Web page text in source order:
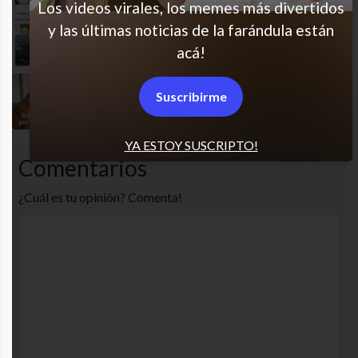
Dale nena, que estoy apurada
Por favor, profe…
Comentarios
¿Cuál es tu opinión? Comenta!
YA ESTOY SUSCRIPTO!
Los videos virales, los memes más divertidos
y las últimas noticias de la farándula están
acá!
Suscribirme